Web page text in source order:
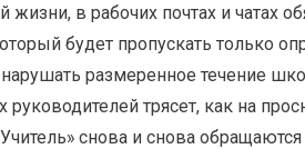
жизни, в рабочих почтах и чатах
будет пропускать только
размеренное течение
руководителей трясет, как на
снова и снова обращаются